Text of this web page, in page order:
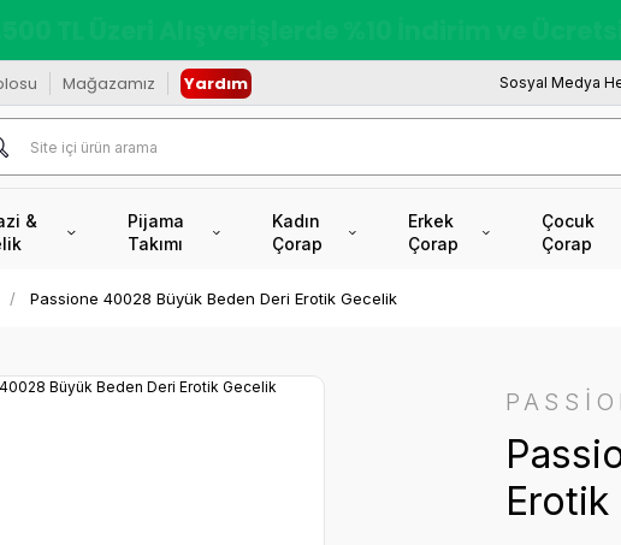
Mağazamız Yardım Sosyal Medya
&
Pijama
Takımı
Kadın
Çorap
Erkek
Çorap
Çocuk
Çorap
Passione 40028 Büyük Beden Deri Erotik Gecelik